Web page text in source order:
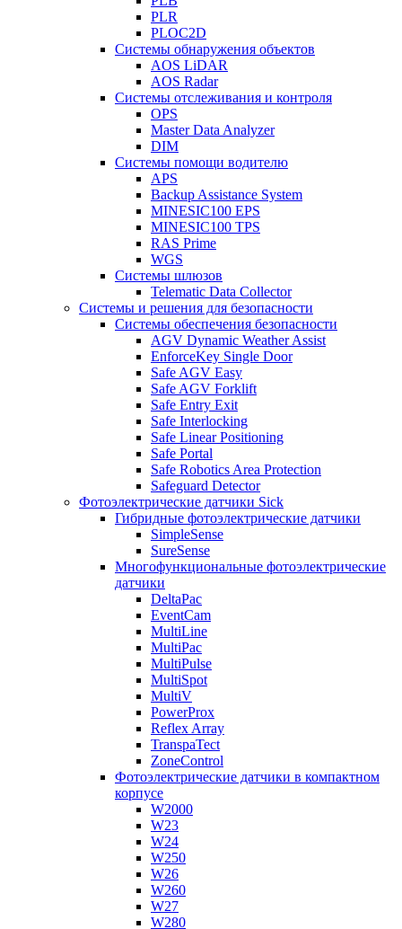
PLR
PLOC2D
Системы обнаружения объектов
AOS LiDAR
AOS Radar
Системы отслеживания и контроля
OPS
Master Data Analyzer
DIM
Системы помощи водителю
APS
Backup Assistance System
MINESIC100 EPS
MINESIC100 TPS
RAS Prime
WGS
Системы шлюзов
Telematic Data Collector
Системы и решения для безопасности
Системы обеспечения безопасности
AGV Dynamic Weather Assist
EnforceKey Single Door
Safe AGV Easy
Safe AGV Forklift
Safe Entry Exit
Safe Interlocking
Safe Linear Positioning
Safe Portal
Safe Robotics Area Protection
Safeguard Detector
Фотоэлектрические датчики Sick
Гибридные фотоэлектрические датчики
SimpleSense
SureSense
Многофункциональные фотоэлектрические
датчики
DeltaPac
EventCam
MultiLine
MultiPac
MultiPulse
MultiSpot
MultiV
PowerProx
Reflex Array
TranspaTect
ZoneControl
Фотоэлектрические датчики в компактном
корпусе
W2000
W23
W24
W250
W26
W260
W27
W280